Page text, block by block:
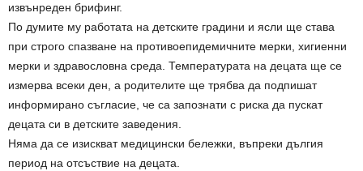
извънреден брифинг.
По думите му работата на детските градини и ясли ще става
при строго спазване на противоепидемичните мерки, хигиенни
мерки и здравословна среда. Температурата на децата ще се
измерва всеки ден, а родителите ще трябва да подпишат
информирано съгласие, че са запознати с риска да пускат
децата си в детските заведения.
Няма да се изискват медицински бележки, въпреки дългия
период на отсъствие на децата.